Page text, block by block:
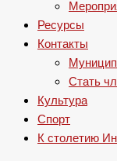
Ресурсы
Контакты
Стать
Культура
Спорт
К столетию